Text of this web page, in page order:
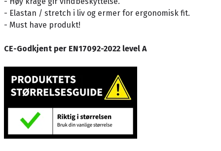
- Elastan / stretch i liv og ermer for ergonomisk fit.
- Must have produkt!
CE-Godkjent per EN17092-2022 level A